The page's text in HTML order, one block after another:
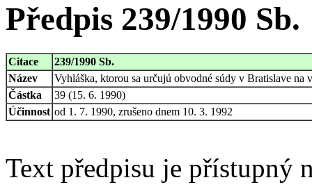
Předpis 239/1990 Sb.
Citace
239/1990 Sb.
Název
Vyhláška, ktorou sa určujú obvodné súdy v Bratislave
Částka
39 (15. 6. 1990)
Účinnost od 1. 7. 1990, zrušeno dnem 10. 3. 1992
Text předpisu je přístupný